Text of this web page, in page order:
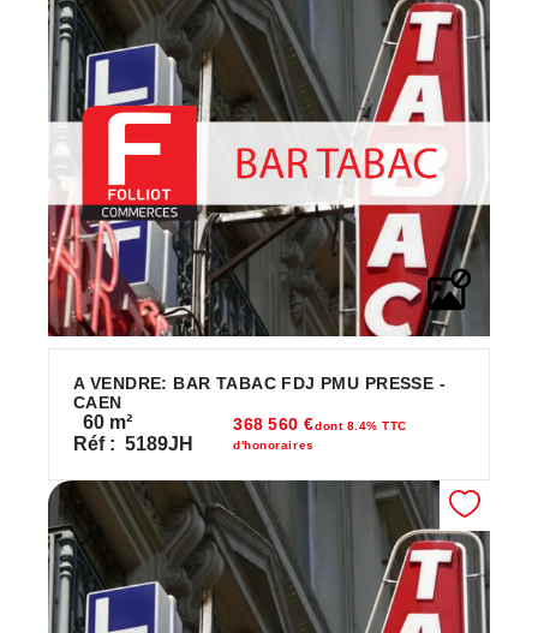
A VENDRE: BAR TABAC FDJ PMU PRESSE -
CAEN
60 m²
Réf : 5189JH
368 560 €dont 8.4% TTC
d'honoraires